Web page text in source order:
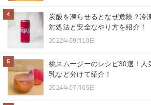
4
炭酸を凍らせるとなぜ危険？冷
対処法と安全なやり方を紹介！
2022年09月10日
5
桃スムージーのレシピ30選！人
乳など分けて紹介！
2024年07月05日